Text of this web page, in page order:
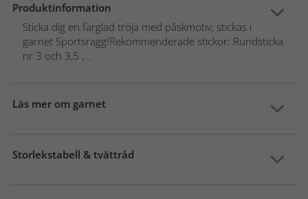
Produktinformation
Sticka dig en färglad tröja med påskmotiv, stickas i
garnet Sportsragg!Rekommenderade stickor: Rundsticka
nr 3 och 3,5 ,...
Läs mer om garnet
Storlekstabell & tvättråd